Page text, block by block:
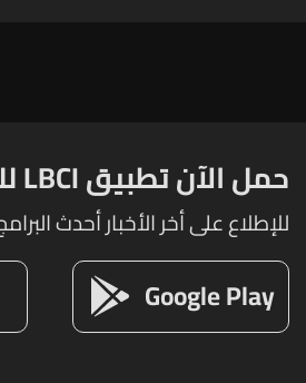
حمل الآن تطبيق LBCI للهواتف المحمولة
للإطلاع على أخر الأخبار أحدث
Google Play